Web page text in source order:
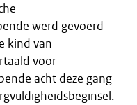
werd gevoerd
kind van
voor
acht deze gang